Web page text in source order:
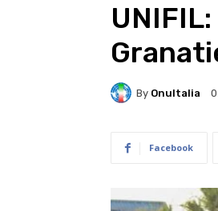
By OnuItalia
Facebook